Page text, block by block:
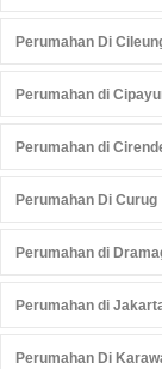
Perumahan Di
Perumahan di
Perumahan di
Perumahan Di Curug
Perumahan di
Perumahan di
Perumahan Di